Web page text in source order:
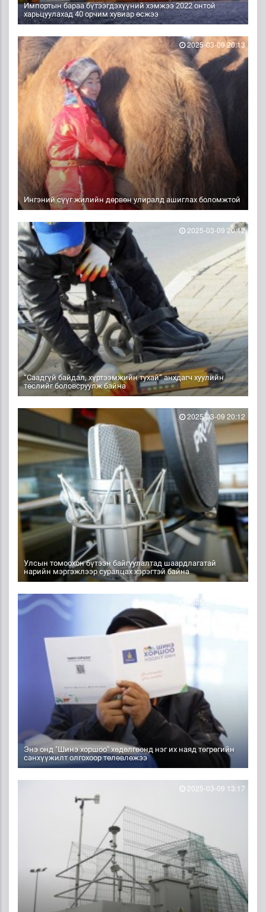
Импортын бараа бүтээгдэхүүний хэмжээ 2022 онтой
харьцуулахад 40 орчим хувиар өсжээ
Ингэний сүүг жилийн дөрвөн улиралд ашиглах боломжтой
2025-03-09 20:13
“Саадгүй байдал, хүртээмжийн тухай” анхдагч хуулийн
төслийг боловсруулж байна
2025-03-09 20:12
Улсын томоохон бүтээн байгуулалтад шаардлагатай
нарийн мэргэжлээр суралцах хэрэгтэй байна
2025-03-09 20:12
Энэ онд "Шинэ хоршоо" хөдөлгөөнд нэг их наяд төгрөгийн
санхүүжилт олгохоор төлөвлөжээ
2025-03-09 17:23
2025-03-09 13:17